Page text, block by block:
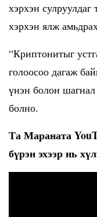
хэрхэн
хэрхэн ялж
“Криптонитыг
голоосоо дагаж
үнэн болон
болно.
Та Мараната
бүрэн эхээр нь